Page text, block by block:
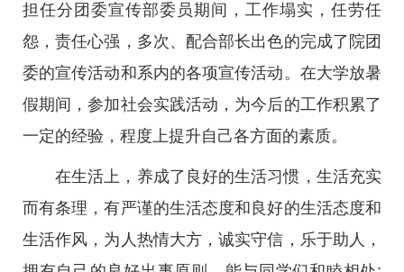
担任分团委宣传部委员期间，工作塌实，任劳任
怨，责任心强，多次、配合部长出色的完成了院团
委的宣传活动和系内的各项宣传活动。在大学放暑
假期间，参加社会实践活动，为今后的工作积累了
一定的经验，程度上提升自己各方面的素质。
在生活上，养成了良好的生活习惯，生活充实
而有条理，有严谨的生活态度和良好的生活态度和
生活作风，为人热情大方，诚实守信，乐于助人，